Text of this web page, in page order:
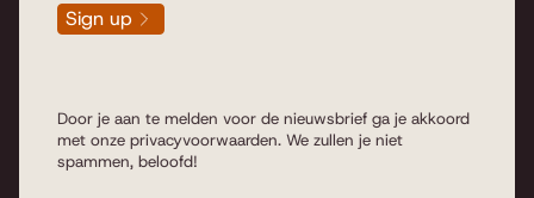
Sign up
Door je aan te melden voor de nieuwsbrief ga je akkoord
met onze privacyvoorwaarden. We zullen je niet
spammen, beloofd!